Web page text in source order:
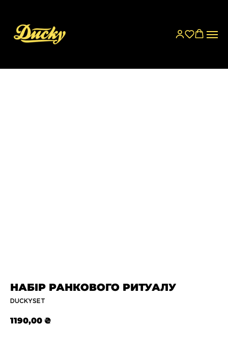
НАБІР РАНКОВОГО РИТУАЛУ
DUCKYSET
1190,00 ₴